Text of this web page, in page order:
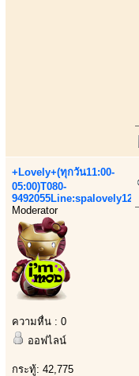
+Lovely+(ทุกวัน11:00-
05:00)T080-
9492055Line:spalovely123
Moderator
ความหื่น : 0
ออฟไลน์
กระทู้: 42,775